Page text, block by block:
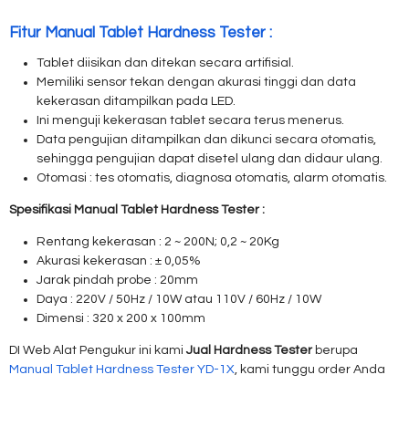
Fitur Manual Tablet Hardness Tester :
Tablet diisikan dan ditekan secara artifisial.
Memiliki sensor tekan dengan akurasi tinggi dan data
kekerasan ditampilkan pada LED.
Ini menguji kekerasan tablet secara terus menerus.
Data pengujian ditampilkan dan dikunci secara otomatis,
sehingga pengujian dapat disetel ulang dan didaur ulang.
Otomasi : tes otomatis, diagnosa otomatis, alarm otomatis.
Spesifikasi Manual Tablet Hardness Tester :
Rentang kekerasan : 2 ~ 200N; 0,2 ~ 20Kg
Akurasi kekerasan : ± 0,05%
Jarak pindah probe : 20mm
Daya : 220V / 50Hz / 10W atau 110V / 60Hz / 10W
Dimensi : 320 x 200 x 100mm
DI Web Alat Pengukur ini kamiJual Hardness Testerberupa
Manual Tablet Hardness Tester YD-1X, kami tunggu order Anda